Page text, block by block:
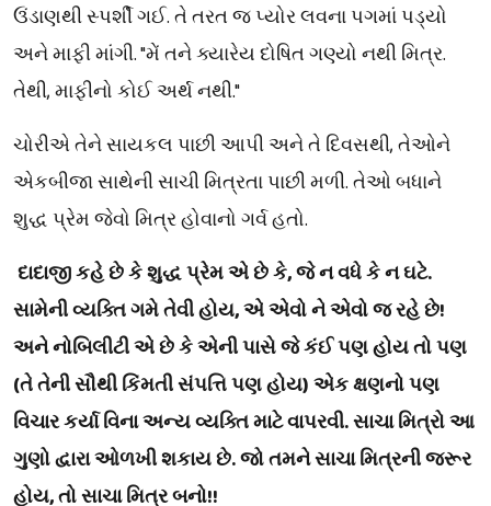
ઉંડાણથી સ્પર્શી ગઈ. તે તરત જ પ્યોર લવના પગમાં પડ્યો
અને માફી માંગી. "મેં તને ક્યારેય દોષિત ગણ્યો નથી મિત્ર.
તેથી, માફીનો કોઈ અર્થ નથી."
ચોરીએ તેને સાયકલ પાછી આપી અને તે દિવસથી, તેઓને
એકબીજા સાથેની સાચી મિત્રતા પાછી મળી. તેઓ બધાને
શુદ્ધ પ્રેમ જેવો મિત્ર હોવાનો ગર્વ હતો.
દાદાજી કહે છે કે શુદ્ધ પ્રેમ એ છે કે, જે ન વધે કે ન ઘટે.
સામેની વ્યક્તિ ગમે તેવી હોય, એ એવો ને એવો જ રહે છે!
અને નોબિલીટી એ છે કે એની પાસે જે કંઈ પણ હોય તો પણ
(તે તેની સૌથી કિંમતી સંપત્તિ પણ હોય) એક ક્ષણનો પણ
વિચાર કર્યા વિના અન્ય વ્યક્તિ માટે વાપરવી. સાચા મિત્રો આ
ગુણો દ્વારા ઓળખી શકાય છે. જો તમને સાચા મિત્રની જરૂર
હોય, તો સાચા મિત્ર બનો!!